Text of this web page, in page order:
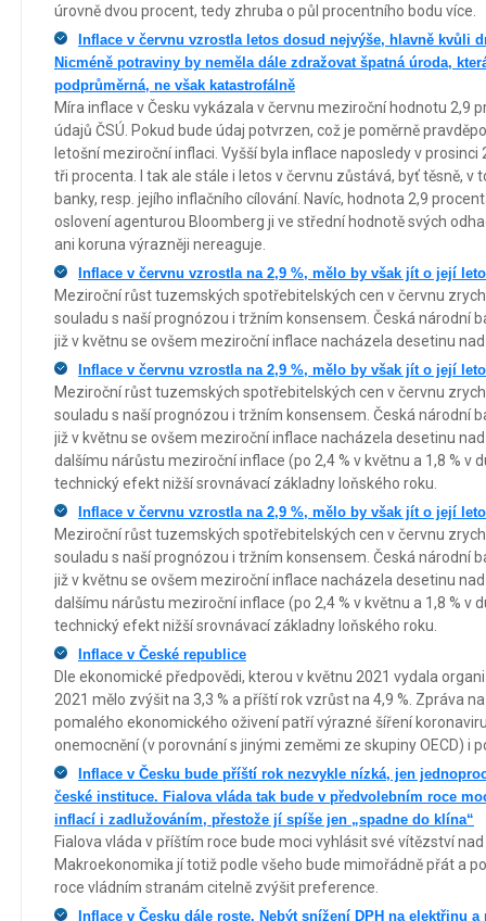
úrovně dvou procent, tedy zhruba o půl procentního bodu více.
Inflace v červnu vzrostla letos dosud nejvýše, hlavně kvůli
Nicméně potraviny by neměla dále zdražovat špatná úroda,
podprůměrná, ne však katastrofálně
Míra inflace v Česku vykázala v červnu meziroční hodnotu 2,9
údajů ČSÚ. Pokud bude údaj potvrzen, což je poměrně
letošní meziroční inflaci. Vyšší byla inflace naposledy v
tři procenta. I tak ale stále i letos v červnu zůstává, byť těsně, v
banky, resp. jejího inflačního cílování. Navíc, hodnota 2,9
oslovení agenturou Bloomberg ji ve střední hodnotě svých
ani koruna výrazněji nereaguje.
Inflace v červnu vzrostla na 2,9 %, mělo by však jít o její
Meziroční růst tuzemských spotřebitelských cen v červnu
souladu s naší prognózou i tržním konsensem. Česká národní
již v květnu se ovšem meziroční inflace nacházela desetinu
Inflace v červnu vzrostla na 2,9 %, mělo by však jít o její
Meziroční růst tuzemských spotřebitelských cen v červnu
souladu s naší prognózou i tržním konsensem. Česká národní
již v květnu se ovšem meziroční inflace nacházela desetinu
dalšímu nárůstu meziroční inflace (po 2,4 % v květnu a 1,8 % v
technický efekt nižší srovnávací základny loňského roku.
Inflace v červnu vzrostla na 2,9 %, mělo by však jít o její
Meziroční růst tuzemských spotřebitelských cen v červnu
souladu s naší prognózou i tržním konsensem. Česká národní
již v květnu se ovšem meziroční inflace nacházela desetinu
dalšímu nárůstu meziroční inflace (po 2,4 % v květnu a 1,8 % v
technický efekt nižší srovnávací základny loňského roku.
Inflace v České republice
Dle ekonomické předpovědi, kterou v květnu 2021 vydala
2021 mělo zvýšit na 3,3 % a příští rok vzrůst na 4,9 %. Zpráva
pomalého ekonomického oživení patří výrazné šíření
onemocnění (v porovnání s jinými zeměmi ze skupiny OECD) i
Inflace v Česku bude příští rok nezvykle nízká, jen
české instituce. Fialova vláda tak bude v předvolebním roce
inflací i zadlužováním, přestože jí spíše jen „spadne do klína“
Fialova vláda v příštím roce bude moci vyhlásit své vítězství
Makroekonomika jí totiž podle všeho bude mimořádně přát a
roce vládním stranám citelně zvýšit preference.
Inflace v Česku dále roste. Nebýt snížení DPH na elektřinu